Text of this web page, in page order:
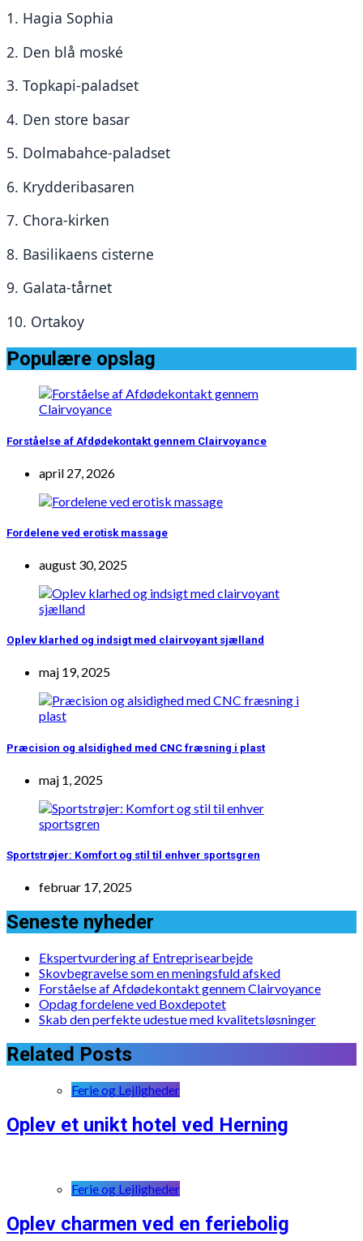
1. Hagia Sophia
2. Den blå moské
3. Topkapi-paladset
4. Den store basar
5. Dolmabahce-paladset
6. Krydderibasaren
7. Chora-kirken
8. Basilikaens cisterne
9. Galata-tårnet
10. Ortakoy
Populære opslag
Forståelse af Afdødekontakt gennem Clairvoyance
april 27, 2026
Fordelene ved erotisk massage
august 30, 2025
Oplev klarhed og indsigt med clairvoyant sjælland
maj 19, 2025
Præcision og alsidighed med CNC fræsning i plast
maj 1, 2025
Sportstrøjer: Komfort og stil til enhver sportsgren
februar 17, 2025
Seneste nyheder
Ekspertvurdering af Entreprisearbejde
Skovbegravelse som en meningsfuld afsked
Forståelse af Afdødekontakt gennem Clairvoyance
Opdag fordelene ved Boxdepotet
Skab den perfekte udestue med kvalitetsløsninger
Related Posts
Ferie og Lejligheder
Oplev et unikt hotel ved Herning
Ferie og Lejligheder
Oplev charmen ved en feriebolig